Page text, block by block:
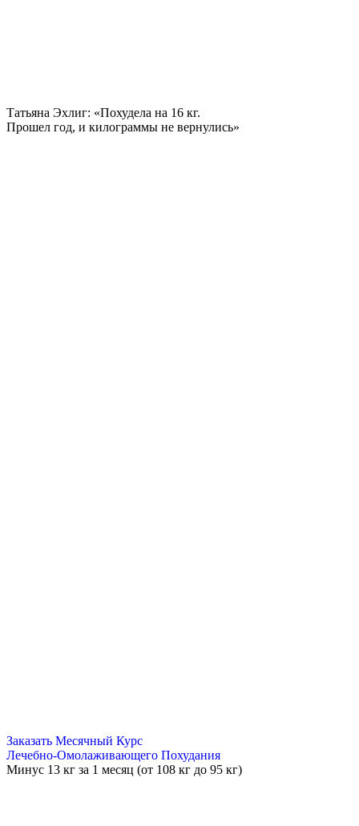
Татьяна Эхлиг: «Похудела на 16 кг.
Прошел год, и килограммы не вернулись»
Заказать Месячный Курс
Лечебно-Омолаживающего Похудания
Минус 13 кг за 1 месяц (от 108 кг до 95 кг)